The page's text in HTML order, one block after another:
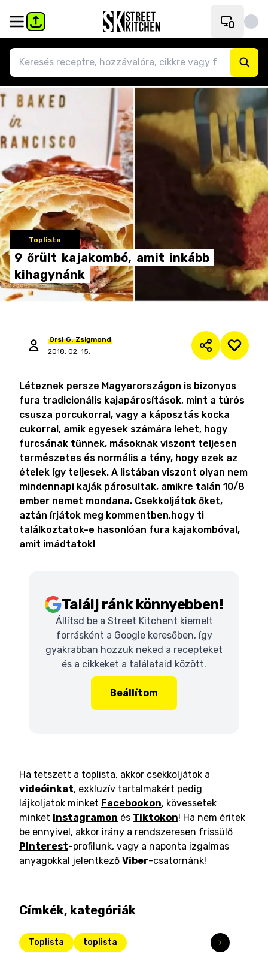
Toplista
9 őrült kajakombó, amit inkább
kihagynánk
Orsi G. Zsigmond
2018. 02. 15.
Léteznek persze Magyarországon is bizonyos
fura tradicionális kajapárosítások, mint a túrós
csusza porcukorral, vagy a káposztás kocka
cukorral, amik egyesek számára lehet, hogy
furcsának tűnnek, másoknak viszont teljesen
természetes és normális a tény, hogy ezek az
ételek így teljesek. A listában viszont olyan nem
mindennapi kaják párosultak, amikre talán 10/8
ember nemet mondana. Csekkoljátok őket,
aztán írjátok meg kommentben,hogy ti
találkoztatok-e hasonlóan fura kajakombóval,
amit imádtatok!
Találj ránk könnyebben!
Állítsd be a Street Kitchent kiemelt
forrásként a Google keresőben, így
gyakrabban hozzuk neked a recepteket
és a cikkeket a találataid között.
Beállítom
Ha tetszett a toplista, akkor csekkoljátok a
videóinkat, exkluzív tartalmakért pedig
lájkoljatok minket Facebookon, kövessetek
minket Instagramon és Tiktokon! Ha nem éritek
be ennyivel, akkor irány a rendszeresen frissülő
Pinterest-profilunk, vagy a naponta izgalmas
anyagokkal jelentkező Viber-csatornánk!
Címkék, kategóriák
Toplista toplista